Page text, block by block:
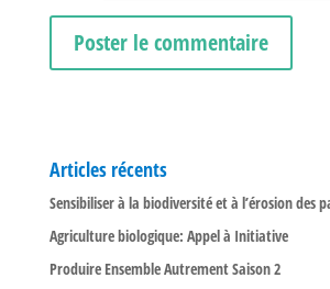
Articles récents
Sensibiliser à la biodiversité et à l’érosion des
Agriculture biologique: Appel à Initiative
Produire Ensemble Autrement Saison 2